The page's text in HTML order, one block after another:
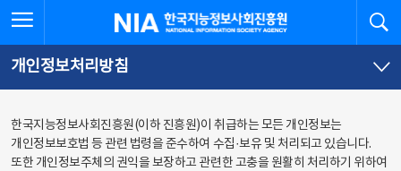
바로가기
바로가기
한국지능정보사회진흥원
개인정보처리방침
한국지능정보사회진흥원(이하 진흥원)이 취급하는 모든 개인정보는
개인정보보호법 등 관련 법령을 준수하여 수집·보유 및 처리되고 있습니다.
또한 개인정보주체의 권익을 보장하고 관련한 고충을 원활히 처리하기 위하여